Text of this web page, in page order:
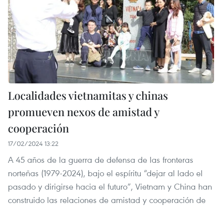
Localidades vietnamitas y chinas
promueven nexos de amistad y
cooperación
17/02/2024 13:22
A 45 años de la guerra de defensa de las fronteras
norteñas (1979-2024), bajo el espíritu “dejar al lado el
pasado y dirigirse hacia el futuro”, Vietnam y China han
construido las relaciones de amistad y cooperación de